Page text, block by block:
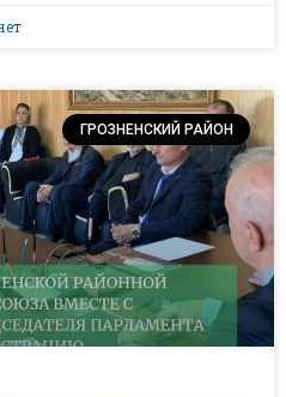
ГРОЗНЕНСКИЙ РАЙОН